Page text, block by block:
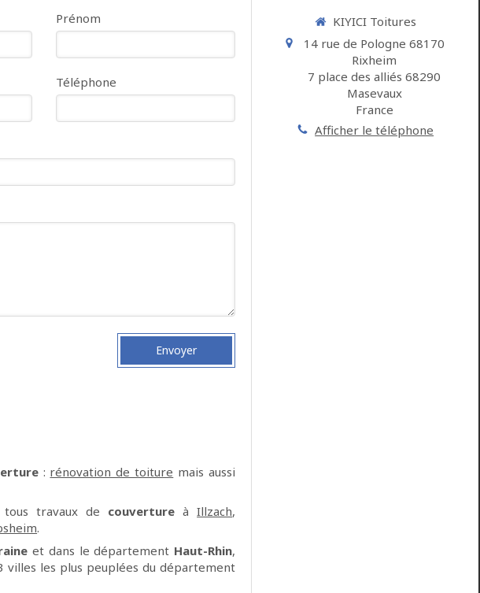
Prénom
Téléphone
Envoyer
: rénovation de toiture mais aussi
travaux de couverture àIllzach,
.
et dans le département Haut-Rhin,
villes les plus peuplées du département
KIYICI Toitures
14 rue de Pologne 68170
Rixheim
7 place des alliés 68290
Masevaux
France
Afficher le téléphone